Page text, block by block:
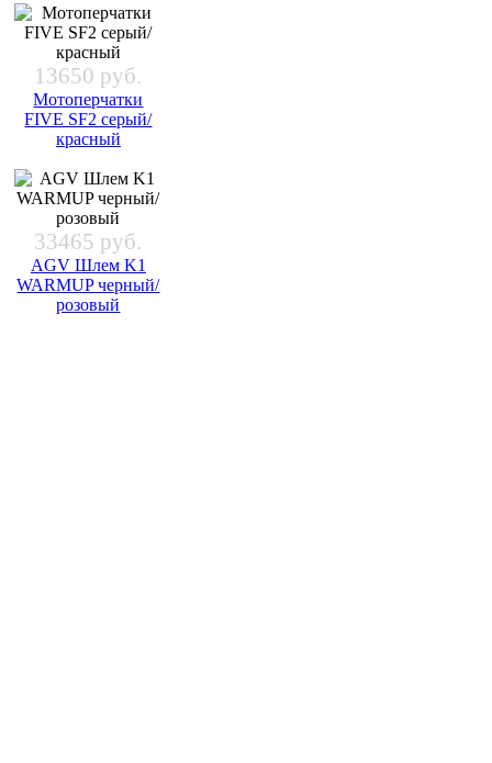
13650 руб.
Мотоперчатки
FIVE SF2 серый/
красный
33465 руб.
AGV Шлем K1
WARMUP черный/
розовый